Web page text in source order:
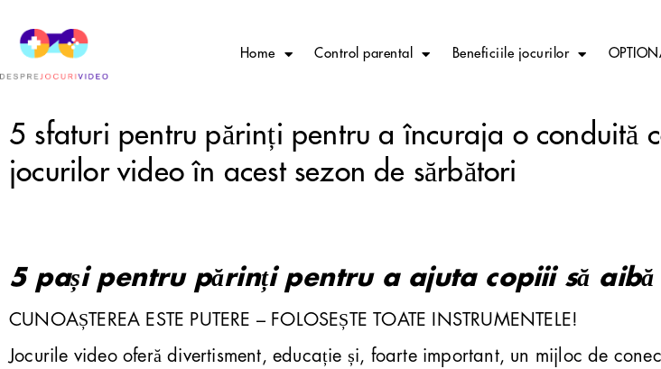
Home Control parental Beneficiile jocurilor
5 sfaturi pentru părinți pentru a încuraja o conduită
jocurilor video în acest sezon de sărbători
5 pași pentru părinți pentru a ajuta copiii să
CUNOAȘTEREA ESTE PUTERE – FOLOSEȘTE TOATE INSTRUMENTELE!
Jocurile video oferă divertisment, educație și, foarte important, un mijloc de